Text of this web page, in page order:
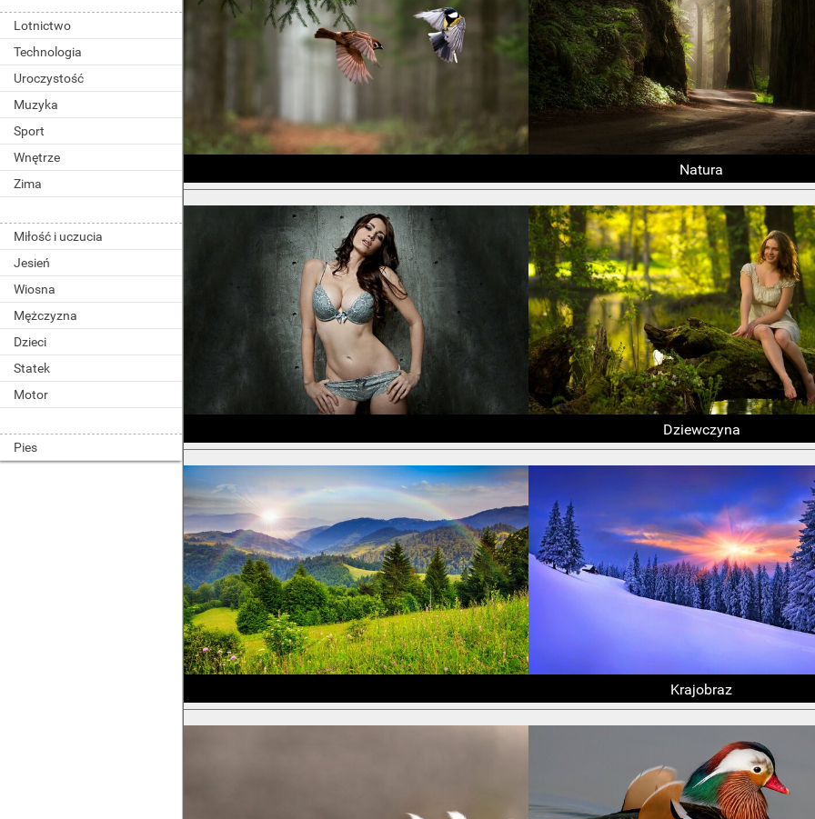
Lotnictwo
Technologia
Uroczystość
Muzyka
Sport
Wnętrze
Zima
Miłość i uczucia
Jesień
Wiosna
Mężczyzna
Dzieci
Statek
Motor
Pies
Natura
Dziewczyna
Krajobraz